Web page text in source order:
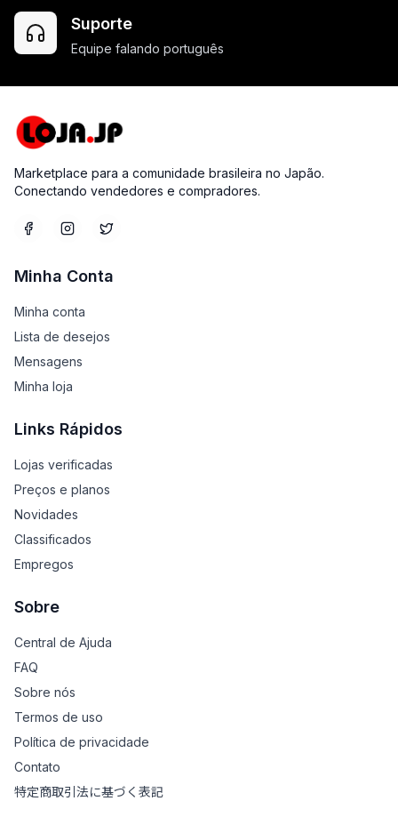
Suporte
Equipe falando português
Marketplace para a comunidade brasileira no Japão.
Conectando vendedores e compradores.
Minha Conta
Minha conta
Lista de desejos
Mensagens
Minha loja
Links Rápidos
Lojas verificadas
Preços e planos
Novidades
Classificados
Empregos
Sobre
Central de Ajuda
FAQ
Sobre nós
Termos de uso
Política de privacidade
Contato
特定商取引法に基づく表記